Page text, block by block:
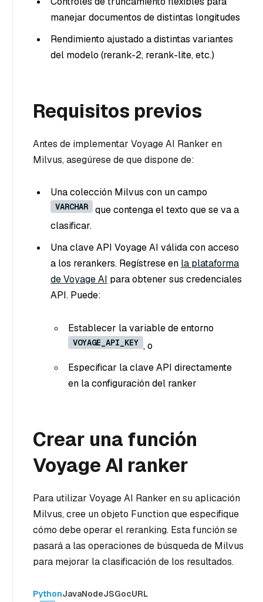
manejar documentos de distintas longitudes
Rendimiento ajustado a distintas variantes
del modelo (rerank-2, rerank-lite, etc.)
Requisitos previos
Antes de implementar Voyage AI Ranker en
Milvus, asegúrese de que dispone de:
Una colección Milvus con un campo
VARCHAR
que contenga el texto que se va a
clasificar.
Una clave API Voyage AI válida con acceso
a los rerankers. Regístrese en la plataforma
de Voyage AI para obtener sus credenciales
API. Puede:
Establecer la variable de entorno
VOYAGE_API_KEY , o
Especificar la clave API directamente
en la configuración del ranker
Crear una función
Voyage AI ranker
Para utilizar Voyage AI Ranker en su aplicación
Milvus, cree un objeto Function que especifique
cómo debe operar el reranking. Esta función se
pasará a las operaciones de búsqueda de Milvus
para mejorar la clasificación de los resultados.
PythonJavaNodeJSGocURL